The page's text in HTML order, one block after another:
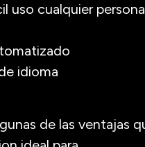
uso cualquier
idioma
de las ventajas